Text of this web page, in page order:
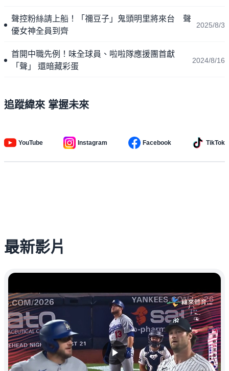
聲控粉絲請上船！「禰豆子」鬼頭明里將來台 聲
優女神全員到齊
2025/8/3
首開中職先例！味全球員、啦啦隊應援團首獻
「聲」 還暗藏彩蛋
2024/8/16
追蹤緯來 掌握未來
YouTube Instagram Facebook TikTok
最新影片